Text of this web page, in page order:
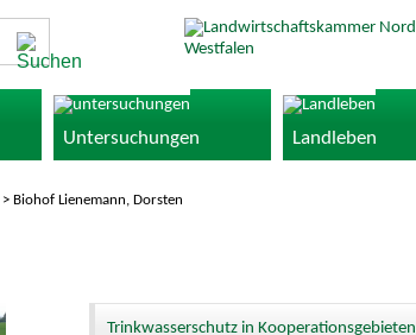
Untersuchungen Landleben
> Biohof Lienemann, Dorsten
Trinkwasserschutz in Kooperationsgebieten